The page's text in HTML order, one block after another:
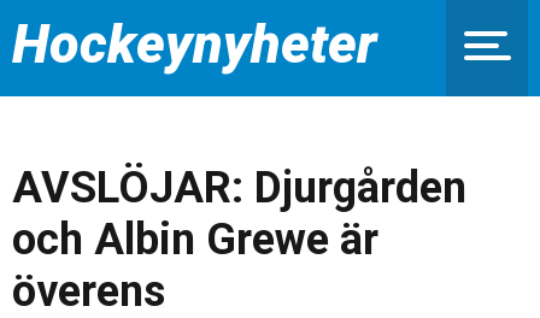
Hockeynyheter
AVSLÖJAR: Djurgården
och Albin Grewe är
överens